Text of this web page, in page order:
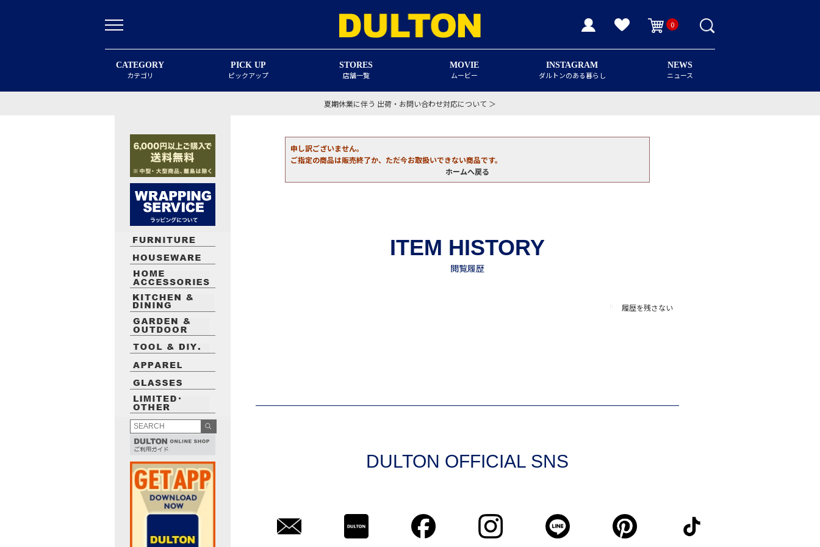
0
CATEGORY
カテゴリ
PICK UP
ピックアップ
STORES
店舗一覧
MOVIE
ムービー
INSTAGRAM
ダルトンのある暮らし
NEWS
ニュース
夏期休業に伴う 出荷・お問い合わせ対応について ＞
申し訳ございません。
ご指定の商品は販売終了か、ただ今お取扱いできない商品です。
ホームへ戻る
履歴を残さない
DULTON OFFICIAL SNS